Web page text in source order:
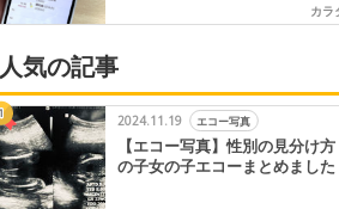
カラ
人気の記事
2024.11.19 エコー写真
【エコー写真】性別の見分け
の子女の子エコーまとめました